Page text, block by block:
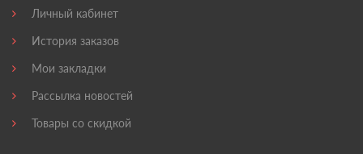
Личный кабинет
История заказов
Мои закладки
Рассылка новостей
Товары со скидкой